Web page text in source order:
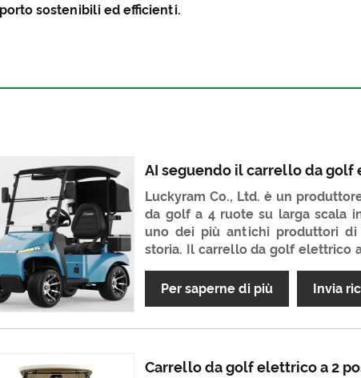
sostenibili ed efficienti.
AI seguendo il carrello da golf
Luckyram Co., Ltd. è un
da golf a 4 ruote su larga scala
uno dei più antichi produttori
storia. Il carrello da golf elettrico
qualità è molto buona e il
Per saperne di più Invia
Carrello da golf elettrico a 2